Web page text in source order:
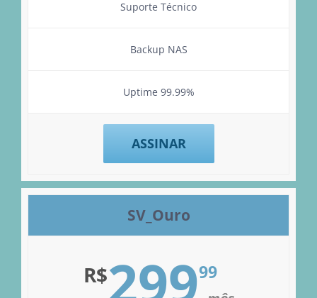
Suporte Técnico
Backup NAS
Uptime 99.99%
ASSINAR
SV_Ouro
R$29999